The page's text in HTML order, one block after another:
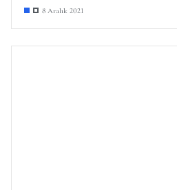
8 Aralık 2021